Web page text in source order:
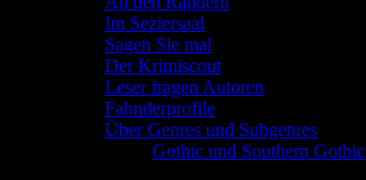
Im Seziersaal
Sagen Sie mal
Der Krimiscout
Leser fragen Autoren
Fahnderprofile
Über Genres und Subgenres
Gothic und Southern Gothic